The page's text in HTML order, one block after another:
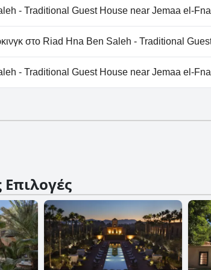
Saleh - Traditional Guest House near Jemaa
- Traditional Guest House near Jemaa el-
Saleh - Traditional Guest House near Jemaa
στο Riad Hna Ben Saleh - Traditional
πάρκινγκ στο Riad Hna Ben
- Traditional Guest House near Jemaa el-Fnaa
Επιλογές